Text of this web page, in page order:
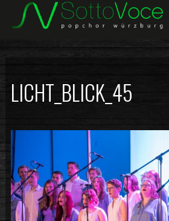
LICHT_BLICK_45
Unsere Webseite verwendet Cookies.